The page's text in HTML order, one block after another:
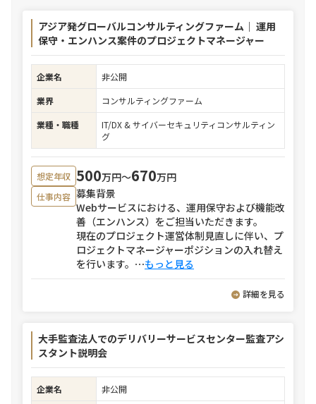
アジア発グローバルコンサルティングファーム｜ 運用
保守・エンハンス案件のプロジェクトマネージャー
企業名
非公開
業界
コンサルティングファーム
業種・職種
IT/DX & サイバーセキュリティコンサルティン
グ
想定年収 500万円〜670万円
仕事内容 募集背景
Webサービスにおける、運用保守および機能改
善（エンハンス）をご担当いただきます。
現在のプロジェクト運営体制見直しに伴い、プ
ロジェクトマネージャーポジションの入れ替え
を行います。 ⋯もっと見る
詳細を見る
大手監査法人でのデリバリーサービスセンター監査アシ
スタント説明会
企業名
非公開